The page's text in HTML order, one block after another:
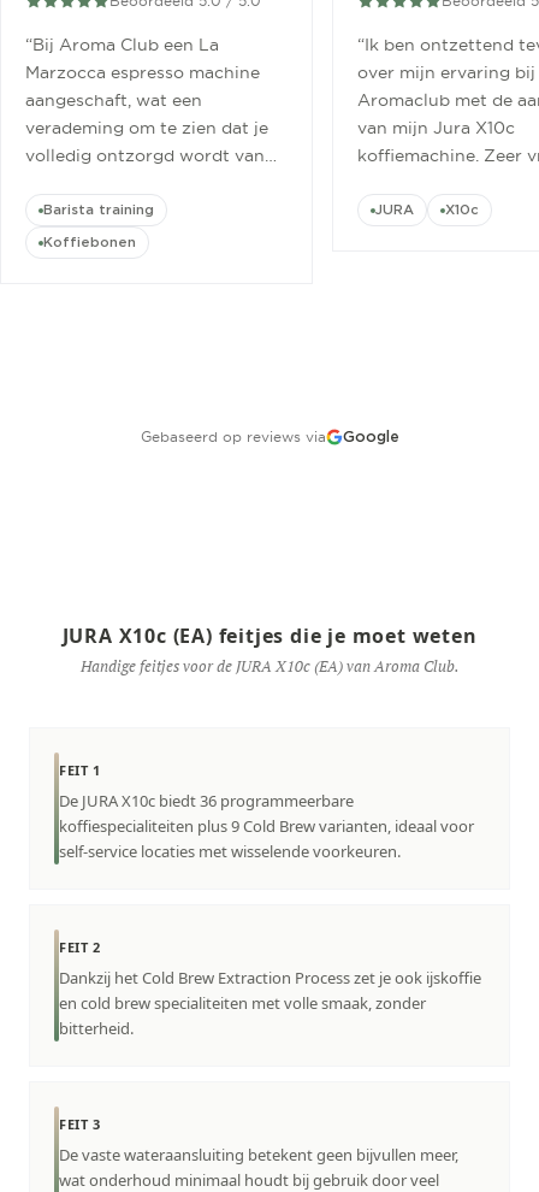
“Bij Aroma Club een La
Marzocca espresso machine
aangeschaft, wat een
verademing om te zien dat je
volledig ontzorgd wordt van
cursus.”
Barista training
Koffiebonen
“Ik ben ontzettend
over mijn ervaring bij
Aromaclub met de
van mijn Jura X10c
koffiemachine. Zeer
JURA X10c
Gebaseerd op reviews via Google
JURA X10c (EA) feitjes die je moet weten
Handige feitjes voor de JURA X10c (EA) van Aroma Club.
FEIT 1
De JURA X10c biedt 36 programmeerbare
koffiespecialiteiten plus 9 Cold Brew varianten, ideaal voor
self-service locaties met wisselende voorkeuren.
FEIT 2
Dankzij het Cold Brew Extraction Process zet je ook ijskoffie
en cold brew specialiteiten met volle smaak, zonder
bitterheid.
FEIT 3
De vaste wateraansluiting betekent geen bijvullen meer,
wat onderhoud minimaal houdt bij gebruik door veel